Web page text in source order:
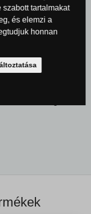
oszloplámpák
állólámpák
megfelelően
tartalmakat
és elemzi a
honnan